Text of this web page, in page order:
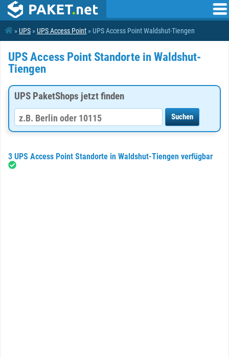
»UPS »UPS Access Point » UPS Access Point Waldshut-Tiengen
UPS Access Point Standorte in Waldshut-
Tiengen
UPS PaketShops jetzt finden
3 UPS Access Point Standorte in Waldshut-Tiengen verfügbar